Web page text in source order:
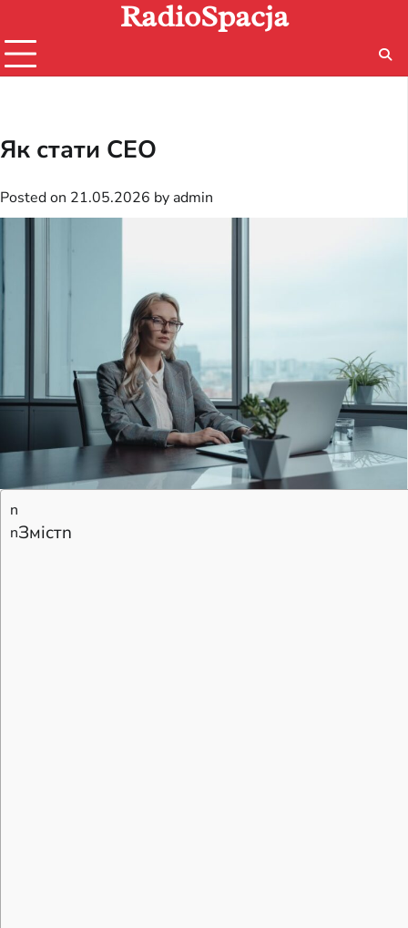
content
RadioSpacja
Як стати CEO
Posted on 21.05.2026 by admin
n
nЗмістn